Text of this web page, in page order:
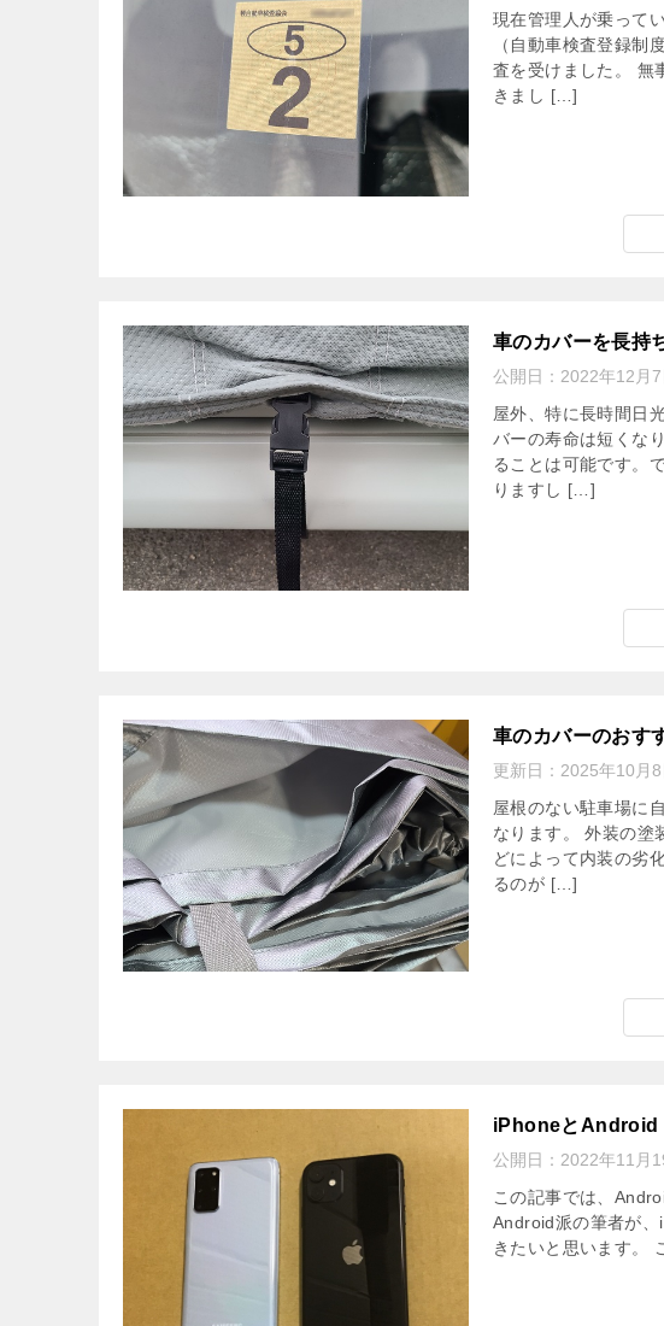
現在管理人が乗って
（自動車検査登録制
査を受けました。 無
きまし […]
車のカバーを長持
公開日： 2022年12月7
屋外、特に長時間日
バーの寿命は短くな
ることは可能です。
りますし […]
車のカバーのおす
更新日： 2025年10月8
屋根のない駐車場に
なります。 外装の塗
どによって内装の劣
るのが […]
iPhoneとAndroid
公開日： 2022年11月
この記事では、
Android派の筆者が
きたいと思います。